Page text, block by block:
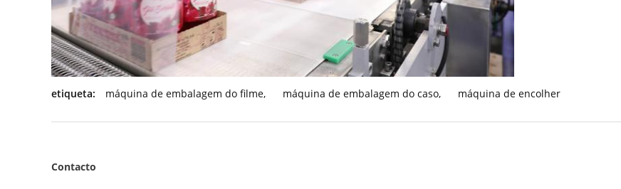
etiqueta: máquina de embalagem do filme, máquina de embalagem do caso, máquina de encolher
Contacto